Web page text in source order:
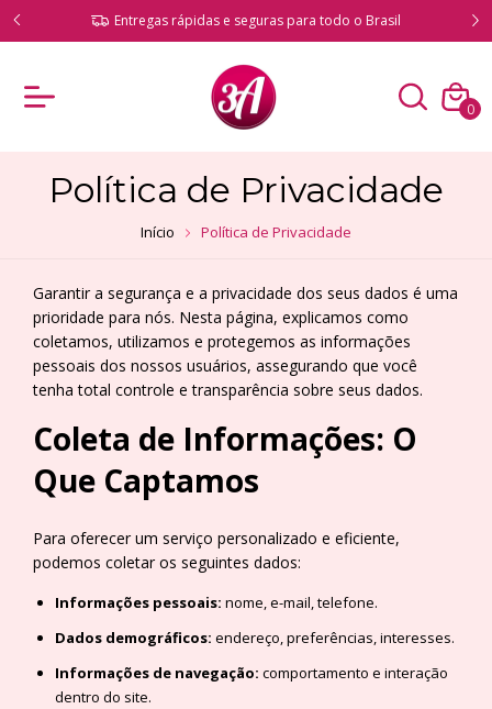
Compre com total segurança e produtos originais
garantidos
0
Política de Privacidade
Início Política de Privacidade
Garantir a segurança e a privacidade dos seus dados é uma
prioridade para nós. Nesta página, explicamos como
coletamos, utilizamos e protegemos as informações
pessoais dos nossos usuários, assegurando que você
tenha total controle e transparência sobre seus dados.
Coleta de Informações: O
Que Captamos
Para oferecer um serviço personalizado e eficiente,
podemos coletar os seguintes dados:
Informações pessoais: nome, e-mail, telefone.
Dados demográficos: endereço, preferências, interesses.
Informações de navegação: comportamento e interação
dentro do site.